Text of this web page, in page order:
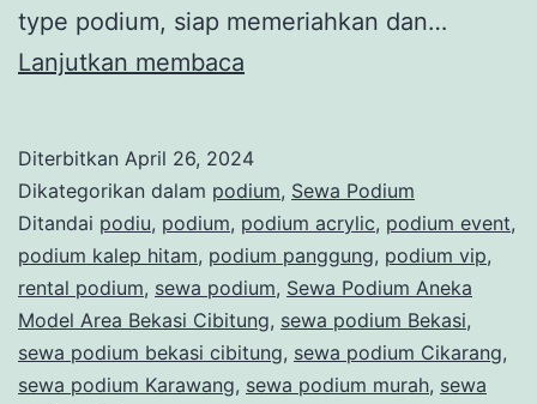
type podium, siap memeriahkan dan…
Lanjutkan membaca
Model
Area
Bekasi
Cibitung
Diterbitkan April 26, 2024
Dikategorikan dalam podium, Sewa Podium
Ditandai podiu, podium, podium acrylic, podium event,
podium kalep hitam, podium panggung, podium vip,
rental podium, sewa podium, Sewa Podium Aneka
Model Area Bekasi Cibitung, sewa podium Bekasi,
sewa podium bekasi cibitung, sewa podium Cikarang,
sewa podium Karawang, sewa podium murah, sewa